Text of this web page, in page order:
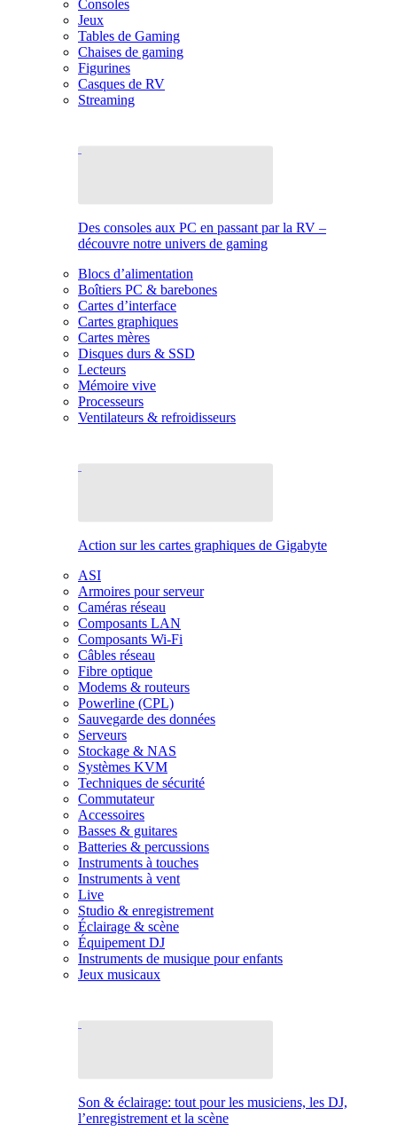
Consoles
Jeux
Tables de Gaming
Chaises de gaming
Figurines
Casques de RV
Streaming
Des consoles aux PC en passant par la RV –
découvre notre univers de gaming
Blocs d’alimentation
Boîtiers PC & barebones
Cartes d’interface
Cartes graphiques
Cartes mères
Disques durs & SSD
Lecteurs
Mémoire vive
Processeurs
Ventilateurs & refroidisseurs
Action sur les cartes graphiques de Gigabyte
ASI
Armoires pour serveur
Caméras réseau
Composants LAN
Composants Wi-Fi
Câbles réseau
Fibre optique
Modems & routeurs
Powerline (CPL)
Sauvegarde des données
Serveurs
Stockage & NAS
Systèmes KVM
Techniques de sécurité
Commutateur
Accessoires
Basses & guitares
Batteries & percussions
Instruments à touches
Instruments à vent
Live
Studio & enregistrement
Éclairage & scène
Équipement DJ
Instruments de musique pour enfants
Jeux musicaux
Son & éclairage: tout pour les musiciens, les DJ,
l’enregistrement et la scène